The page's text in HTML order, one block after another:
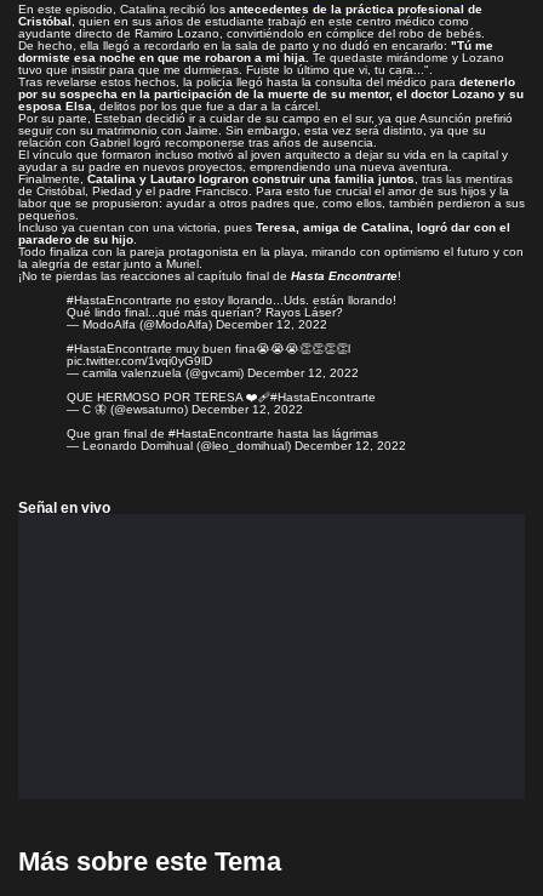
En este episodio, Catalina recibió los antecedentes de la práctica profesional de
Cristóbal , quien en sus años de estudiante trabajó en este centro médico como
ayudante directo de Ramiro Lozano, convirtiéndolo en cómplice del robo de bebés.
De hecho, ella llegó a recordarlo en la sala de parto y no dudó en encararlo: "Tú me
dormiste esa noche en que me robaron a mi hija.
Te quedaste mirándome y Lozano
tuvo que insistir para que me durmieras. Fuiste lo último que vi, tu cara...".
Tras revelarse estos hechos, la policía llegó hasta la consulta del médico para detenerlo
por su sospecha en la participación de la muerte de su mentor, el doctor Lozano y su
esposa Elsa,
delitos por los que fue a dar a la cárcel.
Por su parte, Esteban decidió ir a cuidar de su campo en el sur, ya que Asunción prefirió
seguir con su matrimonio con Jaime. Sin embargo, esta vez será distinto, ya que su
relación con Gabriel logró recomponerse tras años de ausencia.
El vínculo que formaron incluso motivó al joven arquitecto a dejar su vida en la capital y
ayudar a su padre en nuevos proyectos, emprendiendo una nueva aventura.
Finalmente,
Catalina y Lautaro lograron construir una familia juntos , tras las mentiras
de Cristóbal, Piedad y el padre Francisco. Para esto fue crucial el amor de sus hijos y la
labor que se propusieron: ayudar a otros padres que, como ellos, también perdieron a sus
pequeños.
Incluso ya cuentan con una victoria, pues Teresa, amiga de Catalina, logró dar con el
paradero de su hijo
Todo finaliza con la pareja protagonista en la playa, mirando con optimismo el futuro y con
la alegría de estar junto a Muriel.
¡No te pierdas las reacciones al capítulo final de Hasta Encontrarte!
#HastaEncontrarte no estoy llorando...Uds. están llorando!
Qué lindo final...qué más querían? Rayos Láser?
— ModoAlfa (@ModoAlfa) December 12, 2022
#HastaEncontrarte muy buen fina😭😭😭👏👏👏👏l
pic.twitter.com/1vqi0yG9lD
— camila valenzuela (@gvcami) December 12, 2022
QUE HERMOSO POR TERESA ❤️‍🩹#HastaEncontrarte
— C 🦋 (@ewsaturno) December 12, 2022
Que gran final de #HastaEncontrarte hasta las lágrimas
— Leonardo Domihual (@leo_domihual) December 12, 2022
Señal en vivo
Más sobre este Tema